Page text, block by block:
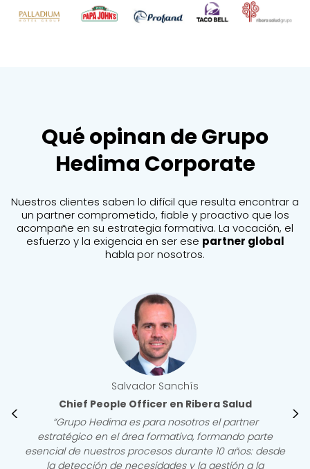
Qué opinan de Grupo
Hedima Corporate
Nuestros clientes saben lo difícil que resulta encontrar a
un partner comprometido, fiable y proactivo que los
acompañe en su estrategia formativa. La vocación, el
esfuerzo y la exigencia en ser ese partner global
habla por nosotros.
Inés Navarro
Talent Manager Areas Iberia
“Grupo Hedima ha sido siempre para AREAS un partner
clave para el éxito de nuestro Plan estratégico de
RRHH Areas Living, con el que trabajamos para mejorar
< >